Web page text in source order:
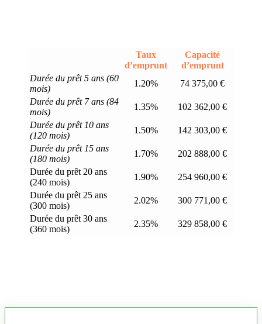
Taux
d’emprunt
Capacité
d’emprunt
Durée du prêt 5 ans (60
mois)
1.20%
74 375,00 €
Durée du prêt 7 ans (84
mois)
1.35%
102 362,00 €
Durée du prêt 10 ans
(120 mois)
1.50%
142 303,00 €
Durée du prêt 15 ans
(180 mois)
1.70%
202 888,00 €
Durée du prêt 20 ans
(240 mois)
1.90%
254 960,00 €
Durée du prêt 25 ans
(300 mois)
2.02%
300 771,00 €
Durée du prêt 30 ans
(360 mois)
2.35% 329 858,00 €